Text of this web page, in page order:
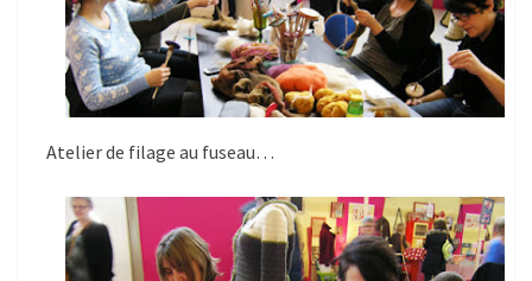
Atelier de filage au fuseau…